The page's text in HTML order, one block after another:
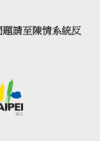
請至陳情系統反